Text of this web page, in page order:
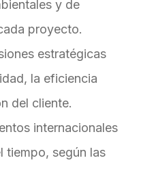
y de
proyecto.
estratégicas
la eficiencia
del cliente.
internacionales
tiempo, según las